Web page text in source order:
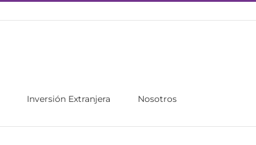
Inversión Extranjera Nosotros